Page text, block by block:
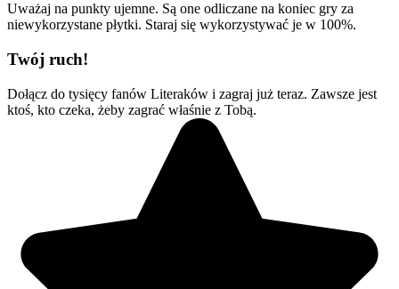
Uważaj na punkty ujemne. Są one odliczane na koniec gry za
niewykorzystane płytki. Staraj się wykorzystywać je w 100%.
Twój ruch!
Dołącz do tysięcy fanów Literaków i zagraj już teraz. Zawsze jest
ktoś, kto czeka, żeby zagrać właśnie z Tobą.